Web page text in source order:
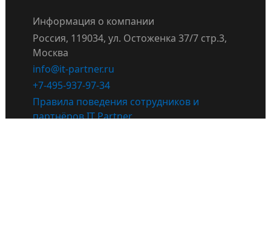
Информация о компании
Россия, 119034, ул. Остоженка 37/7 стр.3,
Москва
info@it-partner.ru
+7-495-937-97-34
Правила поведения сотрудников и
партнёров IT Partner